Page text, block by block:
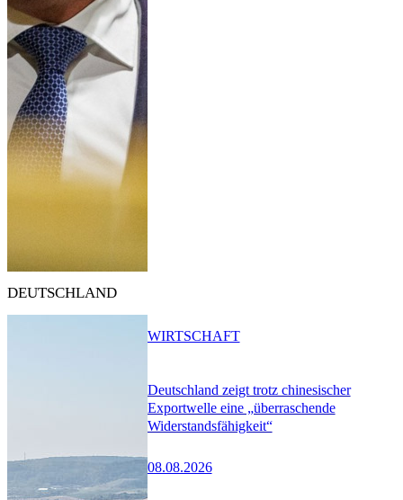
DEUTSCHLAND
Deutschland zeigt trotz chinesischer
Exportwelle eine „überraschende
Widerstandsfähigkeit“
08.08.2026
WIRTSCHAFT